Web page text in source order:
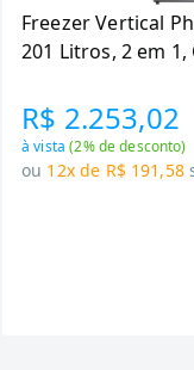
Freezer Vertical
201 Litros, 2 em 1,
R$ 2.253,02
à vista(2% de desconto)
ou 12x de R$ 191,58